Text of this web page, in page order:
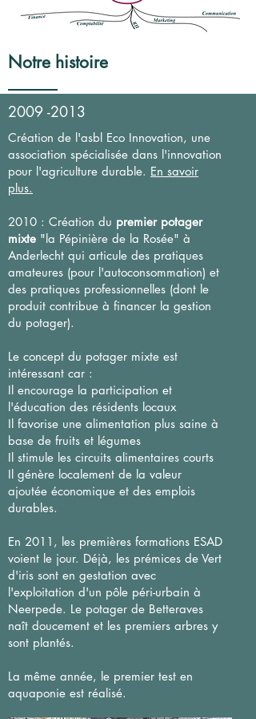
Notre histoire
2009 -2013
Création de l'asbl Eco Innovation, une
association spécialisée dans l'innovation
pour l'agriculture durable. En savoir
plus.
2010 : Création du premier potager
mixte "la Pépinière de la Rosée" à
Anderlecht qui articule des pratiques
amateures (pour l'autoconsommation) et
des pratiques professionnelles (dont le
produit contribue à financer la gestion
du potager).
Le concept du potager mixte est
intéressant car :
Il encourage la participation et
l'éducation des résidents locaux
Il favorise une alimentation plus saine à
base de fruits et légumes
Il stimule les circuits alimentaires courts
Il génère localement de la valeur
ajoutée économique et des emplois
durables.
En 2011, les premières formations ESAD
voient le jour. Déjà, les prémices de Vert
d'iris sont en gestation avec
l'exploitation d'un pôle péri-urbain à
Neerpede. Le potager de Betteraves
naît doucement et les premiers arbres y
sont plantés.
La même année, le premier test en
aquaponie est réalisé.